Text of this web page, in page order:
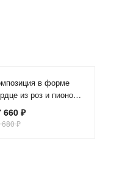
в форме
из роз и пионов
любви»
660 ₽
680 ₽